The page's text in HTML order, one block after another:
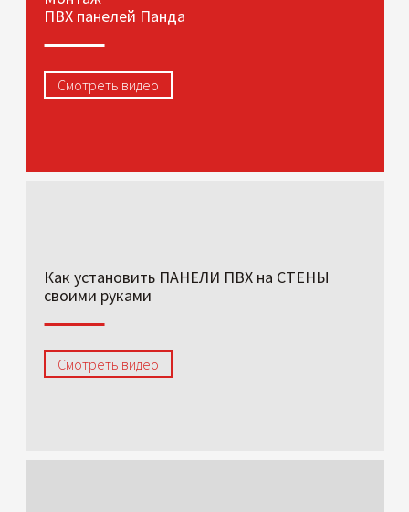
ПВХ панелей Панда
Смотреть видео
Как установить ПАНЕЛИ ПВХ на СТЕНЫ
своими руками
Смотреть видео